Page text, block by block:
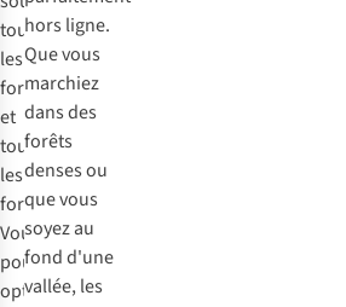
toutes
les
formes
et
tous
les
formats.
Vous
pouvez
opter
hors ligne.
Que vous
marchiez
dans des
forêts
denses ou
que vous
soyez au
fond d'une
vallée, les